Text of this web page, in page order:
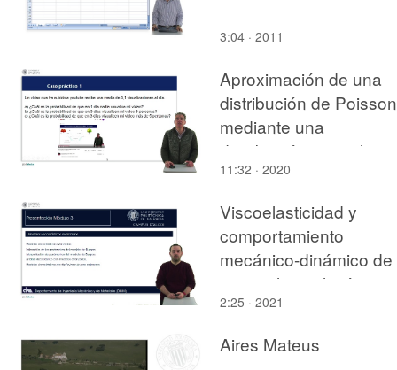
3:04 · 2011
Aproximación de una
distribución de Poisson
mediante una
distribución normal
11:32 · 2020
Viscoelasticidad y
comportamiento
mecánico-dinámico de
materiales poliméricos.
Modelización: Modelos
avanzados
2:25 · 2021
Aires Mateus